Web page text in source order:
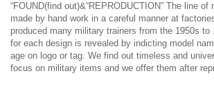
“FOUND(find out)&“REPRODUCTION” The line of
made by hand work in a careful manner at
produced many military trainers from the 1950s to
for each design is revealed by indicting model
age on logo or tag. We find out timeless and
focus on military items and we offer them after